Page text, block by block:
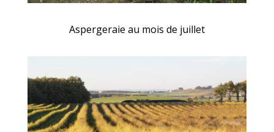
Aspergeraie au mois de juillet